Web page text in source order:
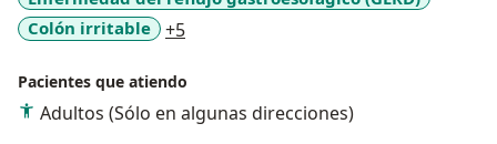
Colón irritable
+5a11y_sr_more_diseases
Pacientes que atiendo
Adultos (Sólo en algunas direcciones)